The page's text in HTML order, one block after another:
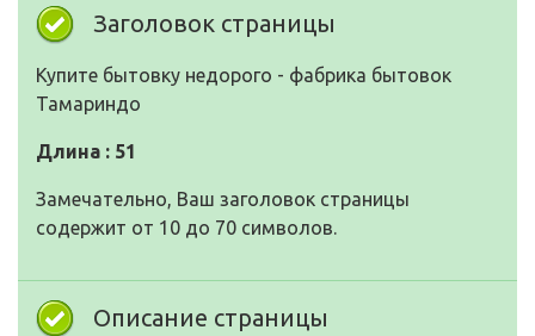
Заголовок страницы
Купите бытовку недорого - фабрика бытовок
Тамариндо
Длина : 51
Замечательно, Ваш заголовок страницы
содержит от 10 до 70 символов.
Описание страницы